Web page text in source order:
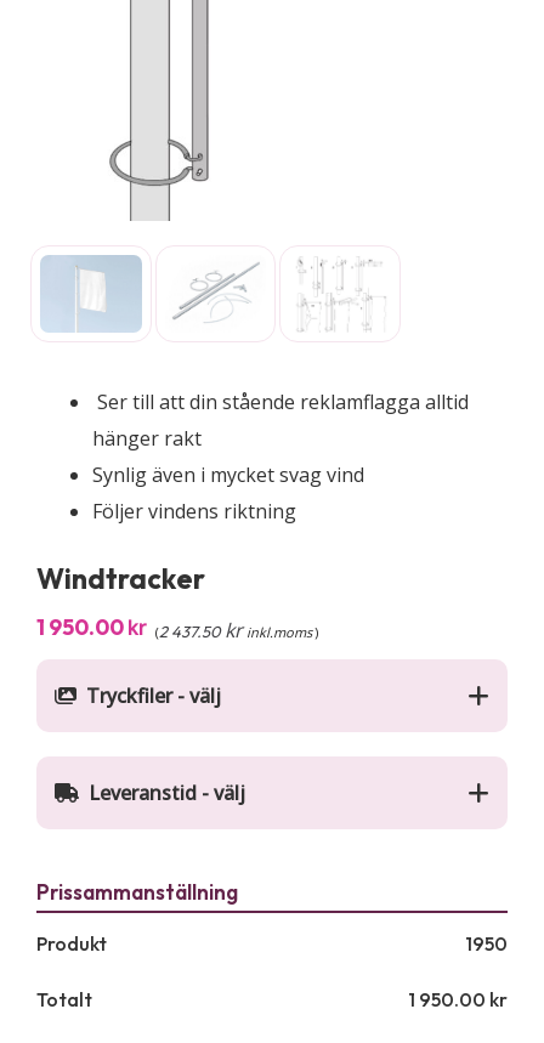
Ser till att din stående reklamflagga alltid
hänger rakt
Synlig även i mycket svag vind
Följer vindens riktning
Windtracker
1 950.00kr (2 437.50kr inkl.moms)
Tryckfiler - välj
Leveranstid - välj
Produkt 1950
Totalt 1 950.00 kr